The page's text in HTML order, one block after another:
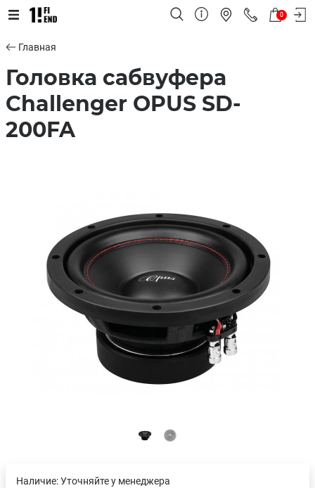
0
Главная
Головка сабвуфера
Challenger OPUS SD-
200FA
Наличие:Уточняйте у менеджера